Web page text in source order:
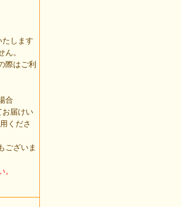
します
。
際はご利
合
お届けい
くださ
ございま